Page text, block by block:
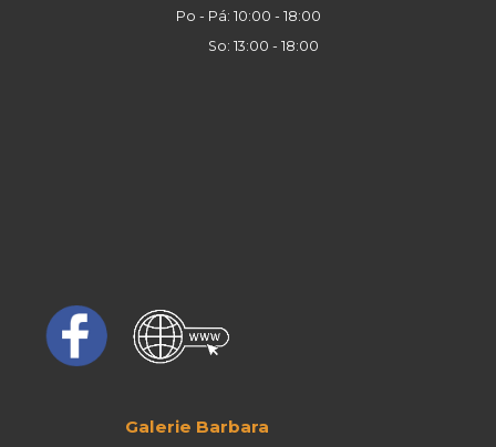
Po - Pá: 10:00 - 18:00
So: 13:00 - 18:00
Galerie Barbara